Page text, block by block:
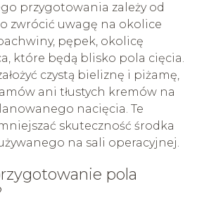
przygotowania zależy od
zwrócić uwagę na okolice
pępek, okolicę
które będą blisko pola cięcia.
czystą bieliznę i piżamę,
ani tłustych kremów na
nacięcia. Te
skuteczność środka
na sali operacyjnej.
pola